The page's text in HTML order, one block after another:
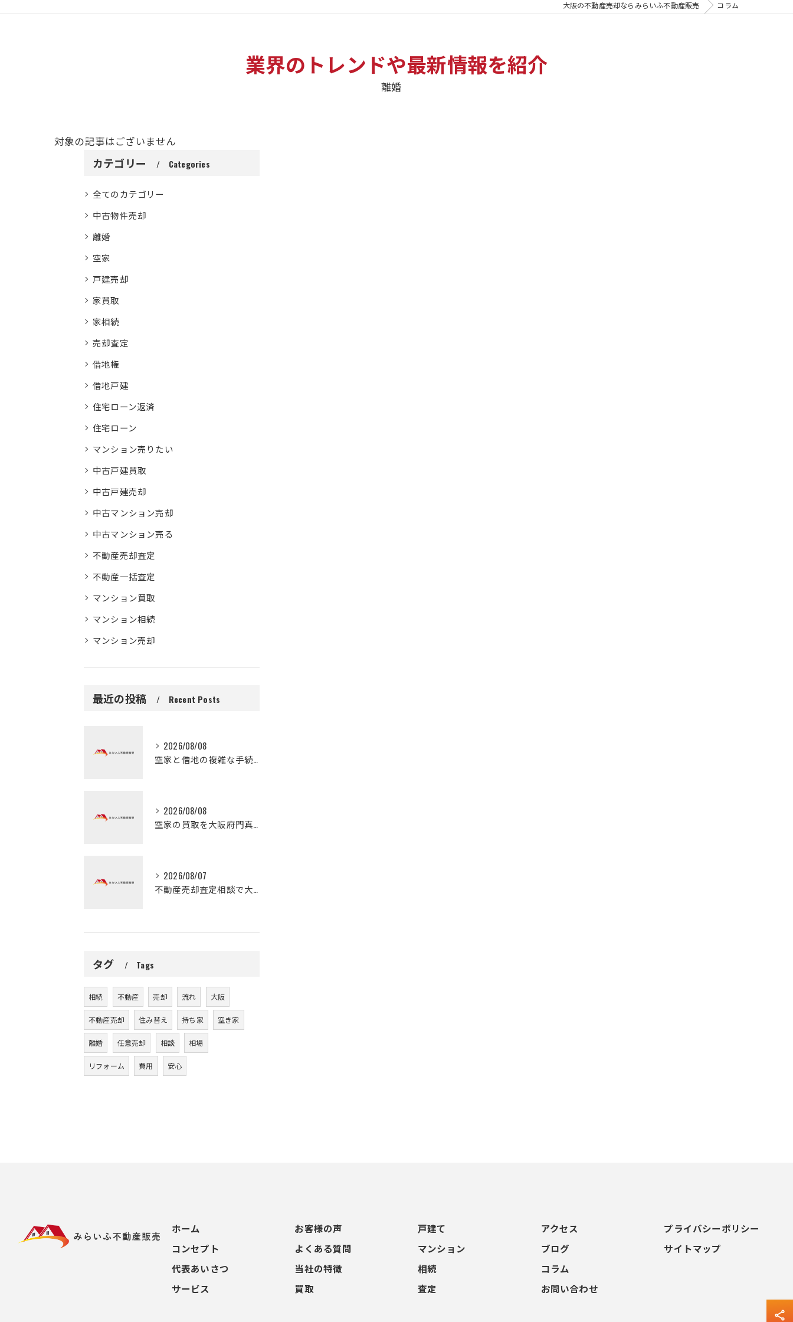
大阪の不動産売却ならみらいふ不動産販売 コラム
業界のトレンドや最新情報を紹介
離婚
対象の記事はございません
カテゴリー Categories
全てのカテゴリー
中古物件売却
離婚
空家
戸建売却
家買取
家相続
売却査定
借地権
借地戸建
住宅ローン返済
住宅ローン
マンション売りたい
中古戸建買取
中古戸建売却
中古マンション売却
中古マンション売る
不動産売却査定
不動産一括査定
マンション買取
マンション相続
マンション売却
最近の投稿 Recent Posts
2026/08/08
空家と借地の複雑な手続き大阪府守口市で失敗しない整理と活用ガイド
2026/08/08
空家の買取を大阪府門真市で早く進める無料査定活用と比較ポイント
2026/08/07
不動産売却査定相談で大阪府守口市の自宅や土地を高く早く売るための実践ガイド
タグ Tags
相続 不動産 売却 流れ 大阪
不動産売却 住み替え 持ち家 空き家
離婚 任意売却 相談 相場
リフォーム 費用 安心
ホーム
コンセプト
代表あいさつ
サービス
お客様の声
よくある質問
当社の特徴
買取
戸建て
マンション
相続
査定
アクセス
ブログ
コラム
お問い合わせ
プライバシーポリシー
サイトマップ